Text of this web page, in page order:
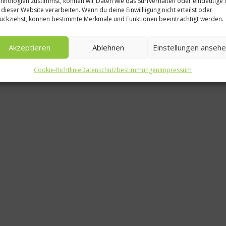
dieser Website verarbeiten. Wenn du deine Einwillligung nicht erteilst oder
können bestimmte Merkmale und Funktionen beeinträchtigt werden.
Akzeptieren Ablehnen Einstellungen
Cookie-RichtlinieDatenschutzbestimmungenImpressum